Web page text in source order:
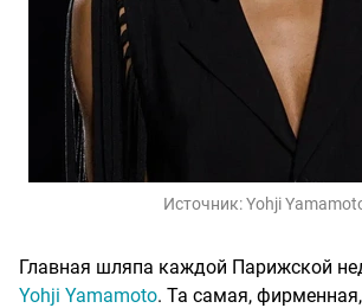
Источник:Yohji
Главная шляпа каждой Парижской
Yohji Yamamoto. Та самая,